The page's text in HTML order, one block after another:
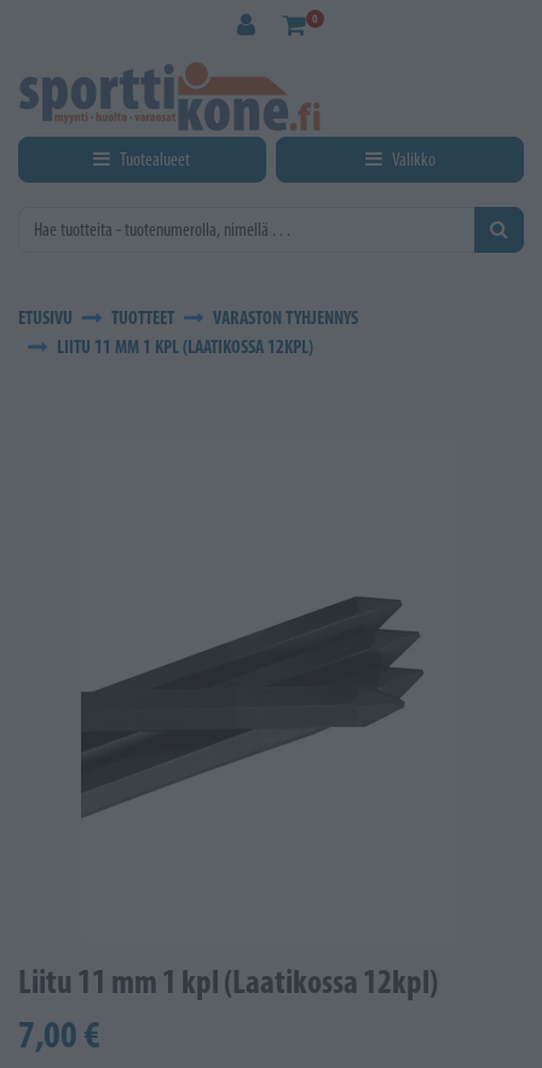
0
Tuotealueet Valikko
ETUSIVU TUOTTEET
VARASTON TYHJENNYS
LIITU 11 MM 1 KPL (LAATIKOSSA 12KPL)
Liitu 11 mm 1 kpl (Laatikossa 12kpl)
7,00 €